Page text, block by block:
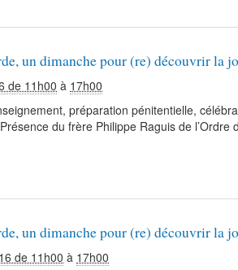
un dimanche pour (re) découvrir la
de 11h00 à 17h00
préparation pénitentielle,
du frère Philippe Raguis de l’Ordre
un dimanche pour (re) découvrir la
de 11h00 à 17h00